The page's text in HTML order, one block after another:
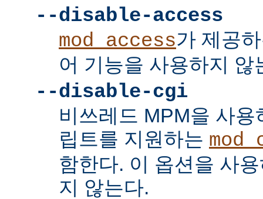
--disable-access
mod_access가 제공
어 기능을 사용하지 않
--disable-cgi
비쓰레드 MPM을 사
립트를 지원하는
함한다. 이 옵션을 사
지 않는다.